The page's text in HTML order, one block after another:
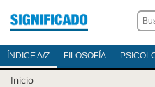
ÍNDICE A/Z FILOSOFÍA
Inicio